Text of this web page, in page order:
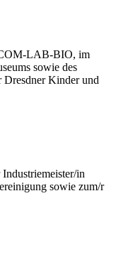
COM-LAB-BIO, im
sowie des
Kinder und
in
sowie zum/r